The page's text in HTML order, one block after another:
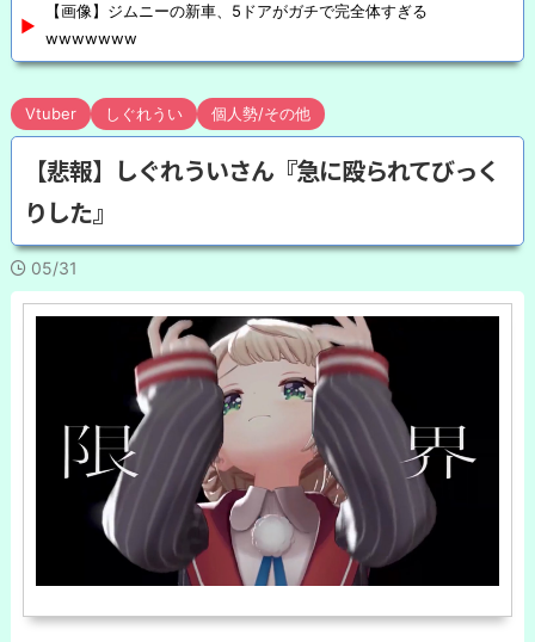
【画像】ジムニーの新車、5ドアがガチで完全体すぎる
wwwwwww
Vtuber しぐれうい 個人勢/その他
【悲報】しぐれういさん『急に殴られてびっく
りした』
05/31